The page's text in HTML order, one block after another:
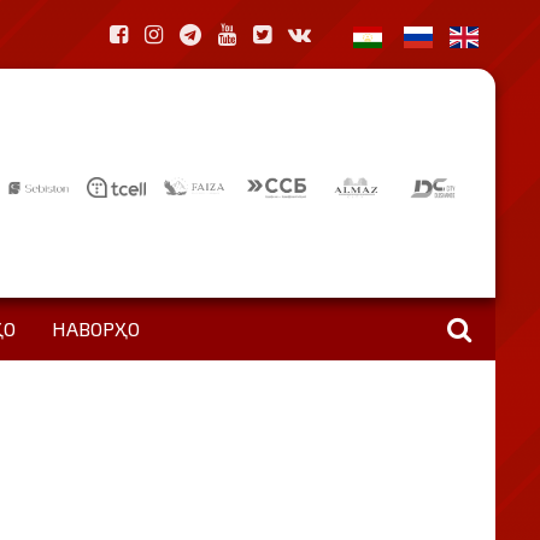
НАВОРҲО